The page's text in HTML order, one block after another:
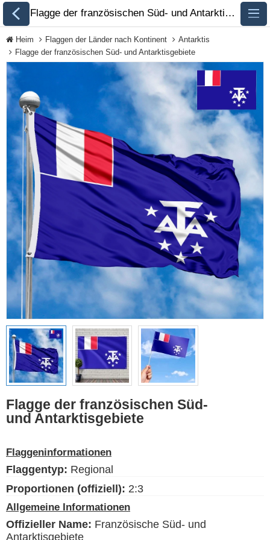
Alle Flaggen
Flaggen der Länder
nach Kontinent
Flaggen von
Organisationen
Flaggen der LGBT-
Community
Historische Flaggen
Ethnische Flaggen
Flaggen der USA
(Bundesstaaten)
Sprache Deutsch
Über uns
Bitte unterstützen Sie diese
Site mit einer kleinen Spende
Flagge der französischen Süd- und Antarktisgebiete • foto • beschreibung 🏁 FlagsSite.com
Heim Flaggen der Länder nach Kontinent
Antarktis
Flagge der französischen Süd- und Antarktisgebiete
Flagge der französischen Süd-
und Antarktisgebiete
Flaggeninformationen
Flaggentyp: Regional
Proportionen (offiziell): 2:3
Allgemeine Informationen
Offizieller Name: Französische Süd- und
Antarktisgebiete